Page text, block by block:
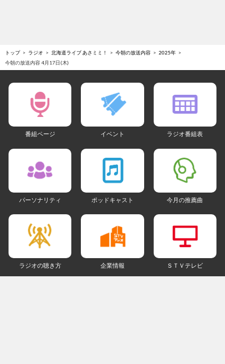
トップ ラジオ 北海道ライブ あさミミ！ 今朝の放送内容
2025年
今朝の放送内容 4月17日(木)
番組ページ イベント ラジオ番組表
パーソナリティ ポッドキャスト 今月の推薦曲
ラジオの聴き方 企業情報 ＳＴＶテレビ